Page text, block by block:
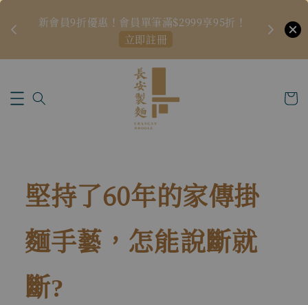
🏆
新會員9折優惠！會員單筆滿$2999享95折！
立即註冊
堅持了60年的家傳掛
麵手藝，怎能說斷就
斷?